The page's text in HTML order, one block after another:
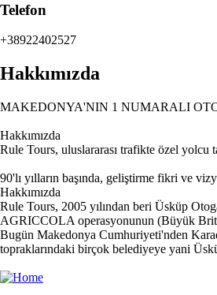
Telefon
+38922402527
Hakkımızda
MAKEDONYA'NIN 1 NUMARALI
Hakkımızda
Rule Tours, uluslararası trafikte özel yolcu
90'lı yılların başında, geliştirme fikri ve
Hakkımızda
Rule Tours, 2005 yılından beri Üsküp
AGRICCOLA operasyonunun (Büyük
Bugün Makedonya Cumhuriyeti'nden
topraklarındaki birçok belediyeye yani